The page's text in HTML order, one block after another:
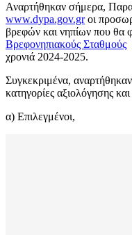
Αναρτήθηκαν σήμερα,
www.dypa.gov.grοι
βρεφών και νηπίων που θα
Βρεφονηπιακούς Σταθμούς
χρονιά 2024-2025.
Συγκεκριμένα,
κατηγορίες αξιολόγησης και
α) Επιλεγμένοι,